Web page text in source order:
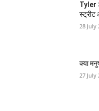
Tyler
स्ट्रीट
28 July
क्या
27 July